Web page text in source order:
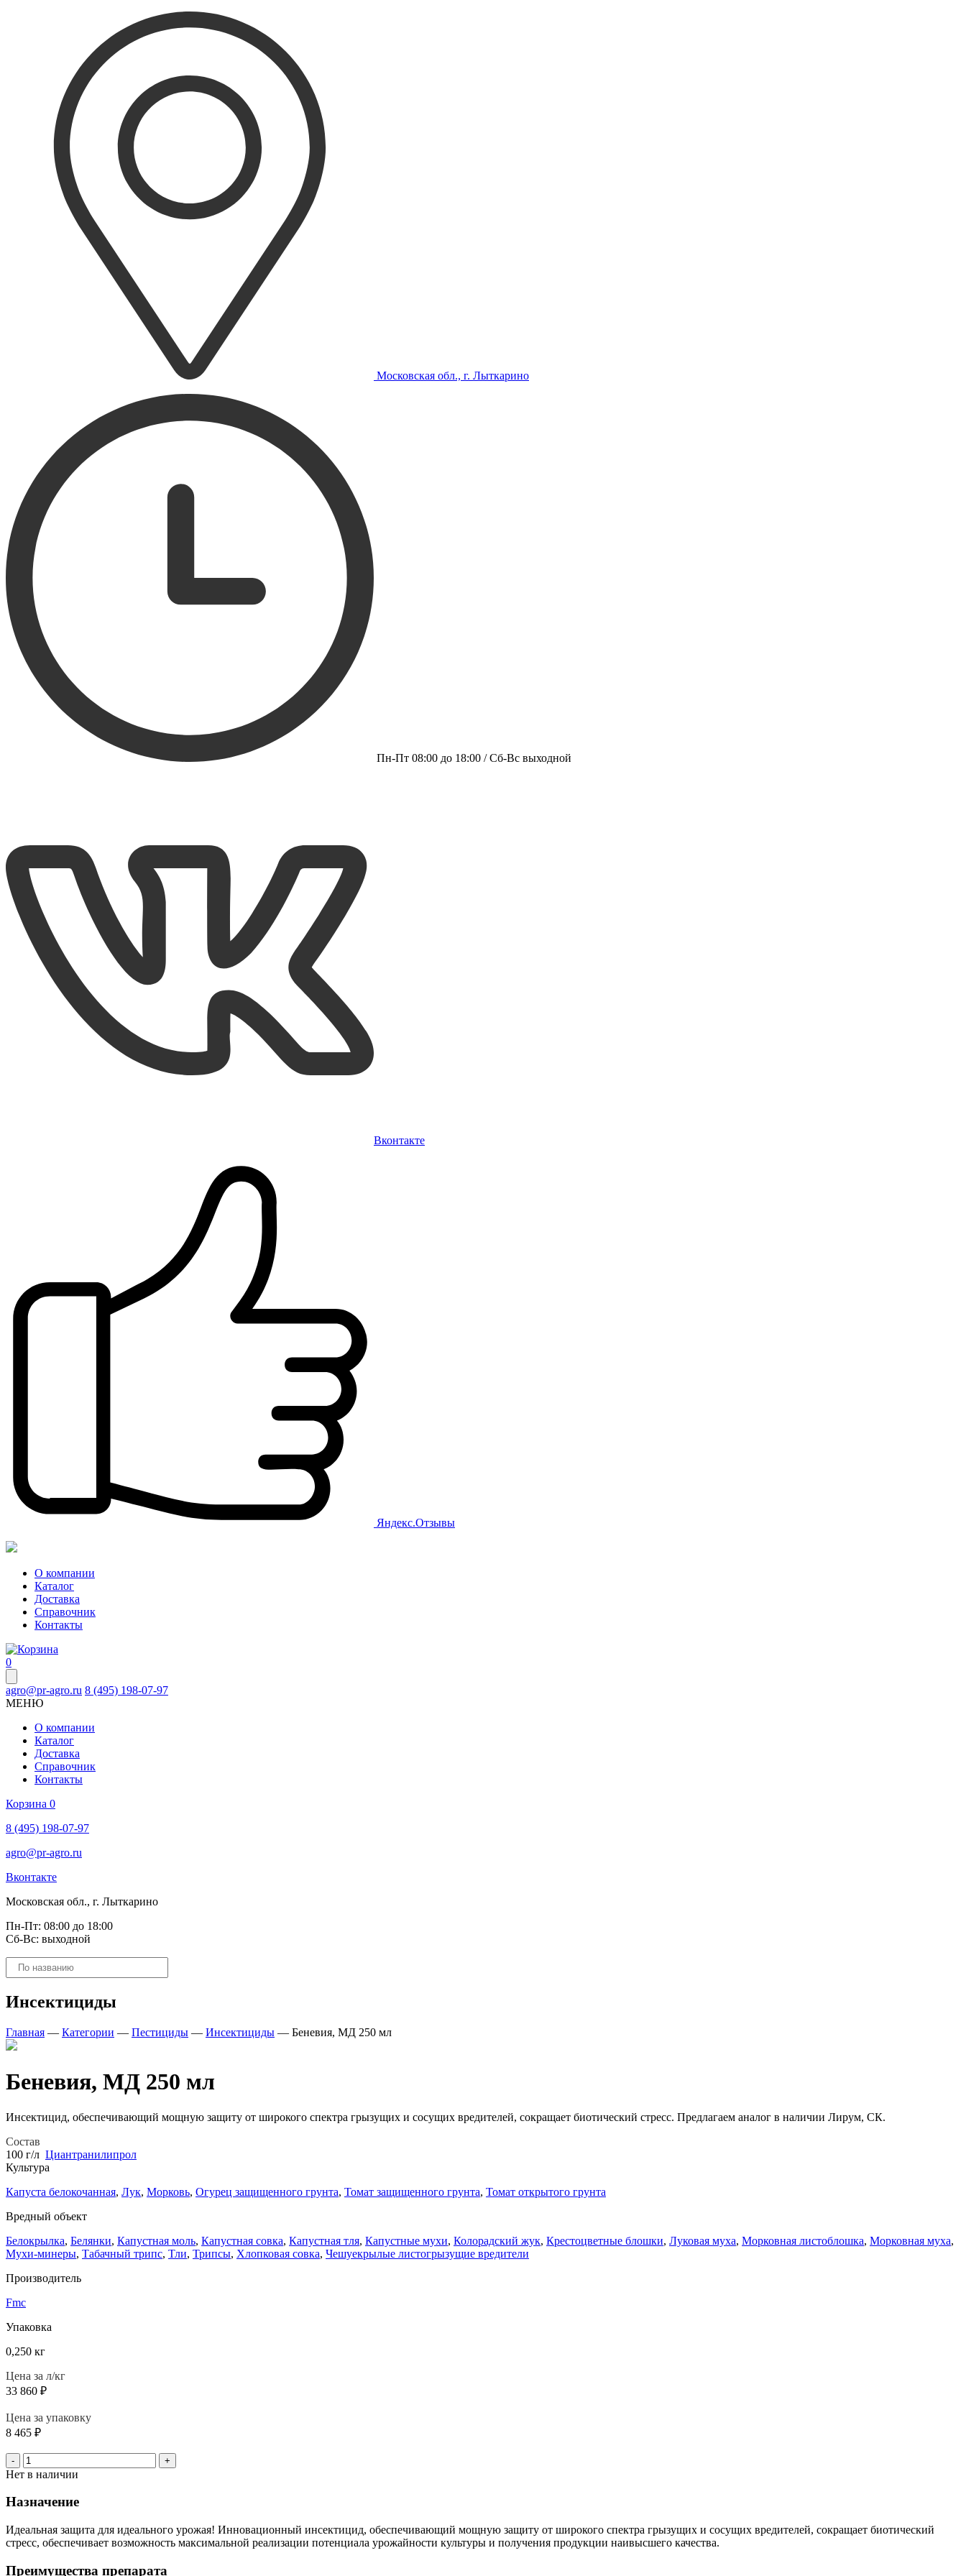
Московская обл., г. Лыткарино
Пн-Пт 08:00 до 18:00 / Сб-Вс выходной
Вконтакте
Яндекс.Отзывы
О компании
Каталог
Доставка
Справочник
Контакты
0
agro@pr-agro.ru 8 (495) 198-07-97
МЕНЮ
О компании
Каталог
Доставка
Справочник
Контакты
Корзина 0
8 (495) 198-07-97
agro@pr-agro.ru
Вконтакте
Московская обл., г. Лыткарино
Пн-Пт: 08:00 до 18:00
Сб-Вс: выходной
Поиск
товаров
Инсектициды
Главная — Категории — Пестициды — Инсектициды — Беневия, МД 250 мл
Беневия, МД 250 мл
Инсектицид, обеспечивающий мощную защиту от широкого спектра грызущих и сосущих вредителей, сокращает биотический стресс. Предлагаем аналог в наличии Лирум, СК.
Состав
100 г/л Циантранилипрол
Культура
Капуста белокочанная, Лук, Морковь, Огурец защищенного грунта, Томат защищенного грунта, Томат открытого грунта
Вредный объект
Белокрылка, Белянки, Капустная моль, Капустная совка, Капустная тля, Капустные мухи, Колорадский жук, Крестоцветные блошки, Луковая муха, Морковная листоблошка, Морковная муха,
Мухи-минеры, Табачный трипс, Тли, Трипсы, Хлопковая совка, Чешуекрылые листогрызущие вредители
Производитель
Fmc
Упаковка
0,250 кг
Цена за л/кг
33 860 ₽
Цена за упаковку
8 465 ₽
- +
Нет в наличии
Назначение
Идеальная защита для идеального урожая! Инновационный инсектицид, обеспечивающий мощную защиту от широкого спектра грызущих и сосущих вредителей, сокращает биотический
стресс, обеспечивает возможность максимальной реализации потенциала урожайности культуры и получения продукции наивысшего качества.
Преимущества препарата